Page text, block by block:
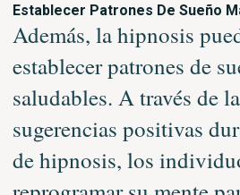
Establecer Patrones De Sueño
Además, la hipnosis
establecer patrones de
saludables. A través de
sugerencias positivas
de hipnosis, los